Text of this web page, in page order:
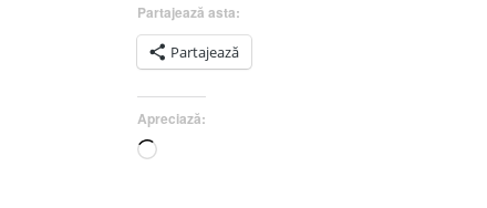
Partajează asta:
Partajează
Apreciază:
Încarc...